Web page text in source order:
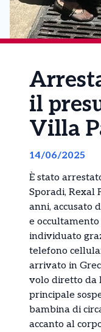
il
Villa
14/06/2025
È stato
Sporadi, Rexal
anni, accusato
e occultamento
individuato
telefono
arrivato in
volo diretto da
principale
bambina di
accanto al